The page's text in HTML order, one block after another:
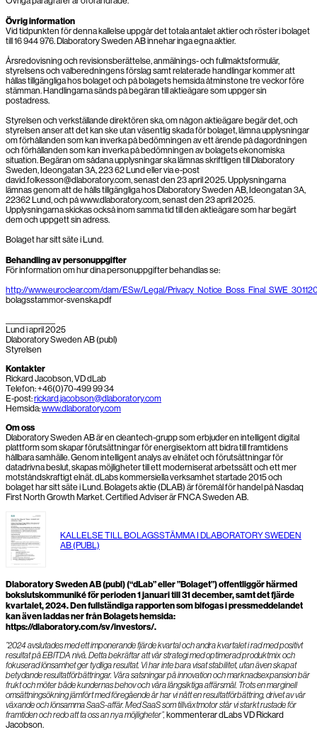
Övrig information
Vid tidpunkten för denna kallelse uppgår det totala antalet aktier och röster i bolaget
till 16 944 976. Dlaboratory Sweden AB innehar inga egna aktier.
Årsredovisning och revisionsberättelse, anmälnings- och fullmaktsformulär,
styrelsens och valberedningens förslag samt relaterade handlingar kommer att
hållas tillgängliga hos bolaget och på bolagets hemsida åtminstone tre veckor före
stämman. Handlingarna sänds på begäran till aktieägare som uppger sin
postadress.
Styrelsen och verkställande direktören ska, om någon aktieägare begär det, och
styrelsen anser att det kan ske utan väsentlig skada för bolaget, lämna upplysningar
om förhållanden som kan inverka på bedömningen av ett ärende på dagordningen
och förhållanden som kan inverka på bedömningen av bolagets ekonomiska
situation. Begäran om sådana upplysningar ska lämnas skriftligen till Dlaboratory
Sweden, Ideongatan 3A, 223 62 Lund eller via e-post
david.folkesson@dlaboratory.com, senast den 23 april 2025. Upplysningarna
lämnas genom att de hålls tillgängliga hos Dlaboratory Sweden AB, Ideongatan 3A,
22362 Lund, och på www.dlaboratory.com, senast den 23 april 2025.
Upplysningarna skickas också inom samma tid till den aktieägare som har begärt
dem och uppgett sin adress.
Bolaget har sitt säte i Lund.
Behandling av personuppgifter
För information om hur dina personuppgifter behandlas se:
http://www.euroclear.com/dam/ESw/Legal/
bolagsstammor-svenska.pdf
Lund i april 2025
Dlaboratory Sweden AB (publ)
Styrelsen
Kontakter
Rickard Jacobson, VD dLab
Telefon: +46(0)70-499 99 34
E-post:rickard.jacobson@dlaboratory.com
Hemsida:www.dlaboratory.com
Om oss
Dlaboratory Sweden AB är en cleantech-grupp som erbjuder en intelligent digital
plattform som skapar förutsättningar för energisektorn att bidra till framtidens
hållbara samhälle. Genom intelligent analys av elnätet och förutsättningar för
datadrivna beslut, skapas möjligheter till ett moderniserat arbetssätt och ett mer
motståndskraftigt elnät. dLabs kommersiella verksamhet startade 2015 och
bolaget har sitt säte i Lund. Bolagets aktie (DLAB) är föremål för handel på Nasdaq
First North Growth Market. Certified Adviser är FNCA Sweden AB.
KALLELSE TILL BOLAGSSTÄMMA I DLABORATORY SWEDEN
AB (PUBL)
Dlaboratory Sweden AB (publ) (“dLab” eller ”Bolaget”) offentliggör härmed
bokslutskommuniké för perioden 1 januari till 31 december, samt det fjärde
kvartalet, 2024. Den fullständiga rapporten som bifogas i pressmeddelandet
kan även laddas ner från Bolagets hemsida:
https://dlaboratory.com/sv/investors/.
”2024 avslutades med ett imponerande fjärde kvartal och andra kvartalet i rad med positivt
resultat på EBITDA nivå. Detta bekräftar att vår strategi med optimerad produktmix och
fokuserad lönsamhet ger tydliga resultat. Vi har inte bara visat stabilitet, utan även skapat
betydande resultatförbättringar. Våra satsningar på innovation och marknadsexpansion bär
frukt och möter både kundernas behov och våra långsiktiga affärsmål. Trots en marginell
omsättningsökning jämfört med föregående år har vi nått en resultatförbättring, drivet av vår
växande och lönsamma SaaS-affär. Med SaaS som tillväxtmotor står vi starkt rustade för
framtiden och redo att ta oss an nya möjligheter”, kommenterar dLabs VD Rickard
Jacobson.